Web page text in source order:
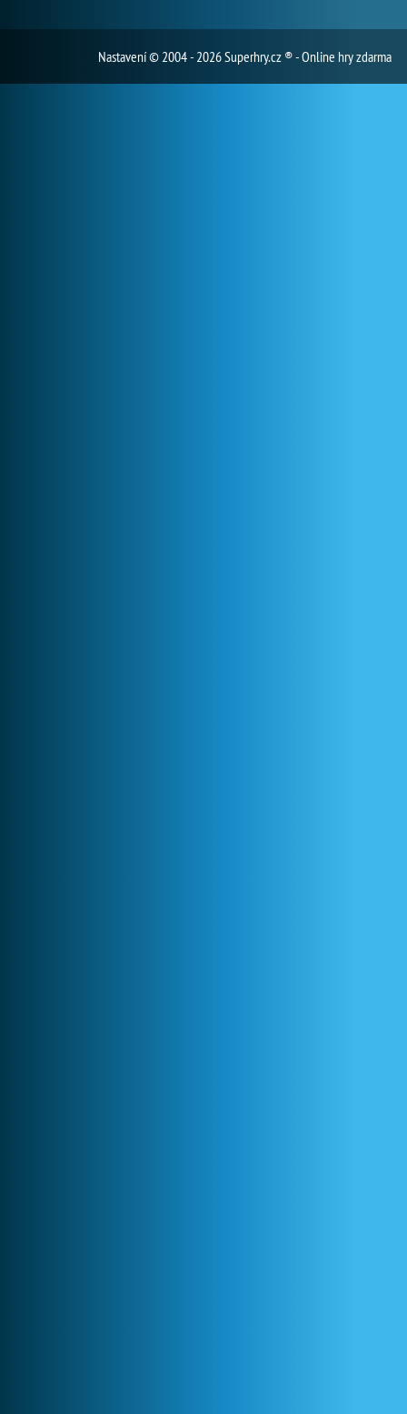
Nastavení© 2004 - 2026 Superhry.cz ® - Online hry zdarma